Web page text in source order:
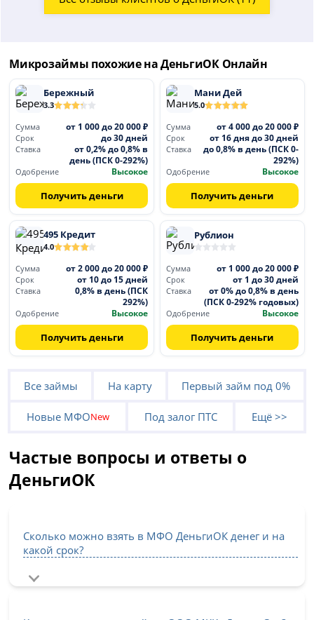
Микрозаймы похожие на ДеньгиОК Онлайн
Бережный
3.3
Сумма от 1 000 до 20 000 ₽
Срок до 30 дней
Ставка
от 0,2% до 0,8% в
день (ПСК 0-292%)
Одобрение Высокое
Получить деньги
Мани Дей
5.0
Сумма от 4 000 до 20 000 ₽
Срок от 16 дня до 30 дней
Ставка
до 0,8% в день (ПСК 0-
292%)
Одобрение Высокое
Получить деньги
495 Кредит
4.0
Сумма от 2 000 до 20 000 ₽
Срок от 10 до 15 дней
Ставка
0,8% в день (ПСК
292%)
Одобрение Высокое
Получить деньги
Рублион
Сумма от 1 000 до 20 000 ₽
Срок от 1 до 30 дней
Ставка
от 0% до 0,8% в день
(ПСК 0-292% годовых)
Одобрение Высокое
Получить деньги
Все займы На карту Первый займ под 0%
Новые МФОNew Под залог ПТС Ещё >>
Частые вопросы и ответы о
ДеньгиОК
Сколько можно взять в МФО ДеньгиОК денег и на
какой срок?